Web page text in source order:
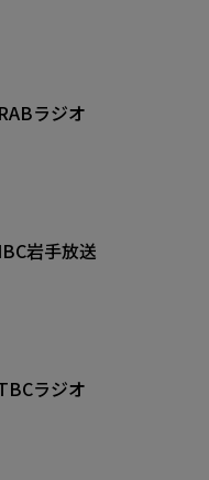
ラジオ
岩手放送
ラジオ